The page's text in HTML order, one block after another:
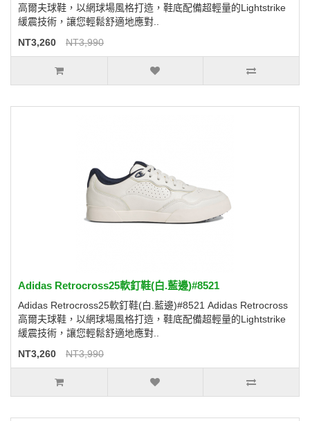
高爾夫球鞋，以網球場風格打造，鞋底配備超輕量的Lightstrike
緩震技術，讓您輕鬆舒適地應對..
NT3,260
NT3,990
Adidas Retrocross25軟釘鞋(白.藍邊)#8521
Adidas Retrocross25軟釘鞋(白.藍邊)#8521 Adidas Retrocross
高爾夫球鞋，以網球場風格打造，鞋底配備超輕量的Lightstrike
緩震技術，讓您輕鬆舒適地應對..
NT3,260
NT3,990